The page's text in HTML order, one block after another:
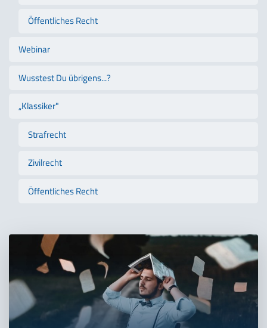
Öffentliches Recht
Webinar
Wusstest Du übrigens...?
„Klassiker"
Strafrecht
Zivilrecht
Öffentliches Recht